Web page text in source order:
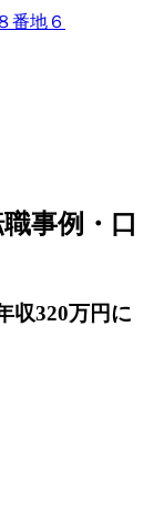
番地６
事例・口
収320万円に